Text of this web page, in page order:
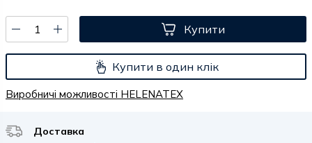
Купити
Купити в один клік
Виробничі можливості HELENATEX
Доставка